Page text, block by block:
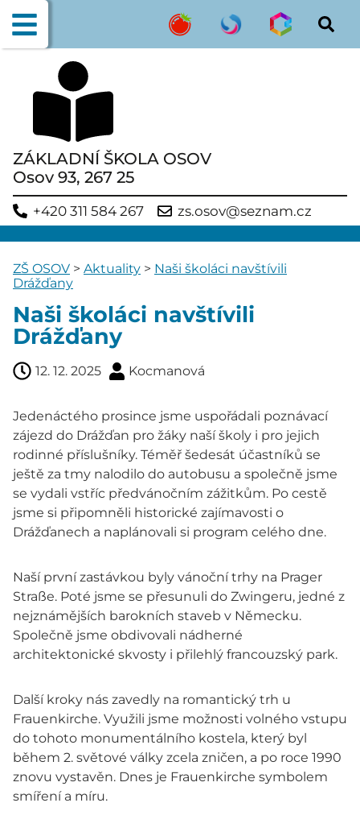
ZÁKLADNÍ ŠKOLA OSOV
Osov 93, 267 25
+420 311 584 267 zs.osov@seznam.cz
ZŠ OSOV > Aktuality > Naši školáci navštívili
Drážďany
Naši školáci navštívili
Drážďany
12. 12. 2025 Kocmanová
Jedenáctého prosince jsme uspořádali poznávací
zájezd do Drážďan pro žáky naší školy i pro jejich
rodinné příslušníky. Téměř šedesát účastníků se
ještě za tmy nalodilo do autobusu a společně jsme
se vydali vstříc předvánočním zážitkům. Po cestě
jsme si připomněli historické zajímavosti o
Drážďanech a naplánovali si program celého dne.
Naší první zastávkou byly vánoční trhy na Prager
Straße. Poté jsme se přesunuli do Zwingeru, jedné z
nejznámějších barokních staveb v Německu.
Společně jsme obdivovali nádherné
architektonické skvosty i přilehlý francouzský park.
Další kroky nás zavedly na romantický trh u
Frauenkirche. Využili jsme možnosti volného vstupu
do tohoto monumentálního kostela, který byl
během 2. světové války zcela zničen, a po roce 1990
znovu vystavěn. Dnes je Frauenkirche symbolem
smíření a míru.